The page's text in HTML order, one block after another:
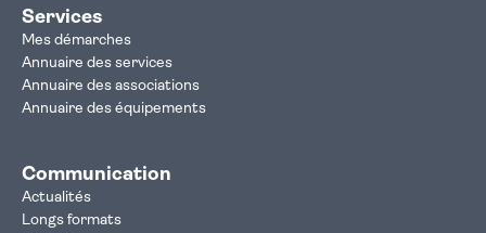
Services
Mes démarches
Annuaire des services
Annuaire des associations
Annuaire des équipements
Communication
Actualités
Longs formats